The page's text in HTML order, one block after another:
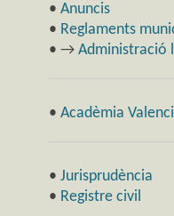
• Anuncis
• Reglaments
• → Administració
• Acadèmia
• Jurisprudència
• Registre civil